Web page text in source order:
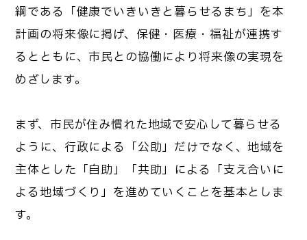
綱である「健康でいきいきと暮らせるまち」を本
計画の将来像に掲げ、保健・医療・福祉が連携す
るとともに、市民との協働により将来像の実現を
めざします。
まず、市民が住み慣れた地域で安心して暮らせる
ように、行政による「公助」だけでなく、地域を
主体とした「自助」「共助」による「支え合いに
よる地域づくり」を進めていくことを基本としま
す。